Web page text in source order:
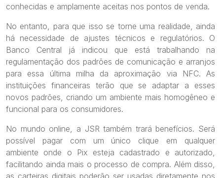
conhecidas e amplamente aceitas nos pontos de venda.
No entanto, para que isso se torne uma realidade, ainda
há necessidade de ajustes técnicos e regulatórios. O
Banco Central já indicou que está trabalhando na
regulamentação dos padrões de comunicação e arranjos
para essa última milha da aproximação via NFC. As
instituições financeiras terão que se adaptar a esses
novos padrões, criando um ambiente mais homogêneo e
funcional para os consumidores.
No mundo online, a JSR também trará benefícios. Será
possível pagar com um único clique em qualquer
ambiente onde o Pix esteja cadastrado e autorizado,
facilitando ainda mais o processo de compra. Além disso,
as carteiras digitais poderão ser usadas diretamente nos